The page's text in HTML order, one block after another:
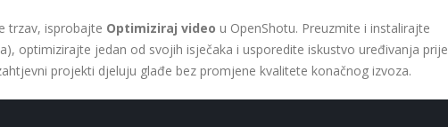
trzav, isprobajte Optimiziraj video u OpenShotu. Preuzmite i instalirajte
optimizirajte jedan od svojih isječaka i usporedite iskustvo uređivanja prije
projekti djeluju glađe bez promjene kvalitete konačnog izvoza.